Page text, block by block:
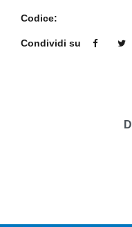
Codice:
Condividi su